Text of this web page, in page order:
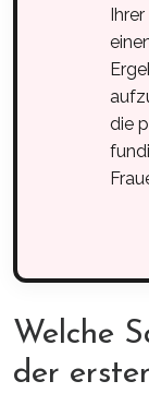
die
Welche
der